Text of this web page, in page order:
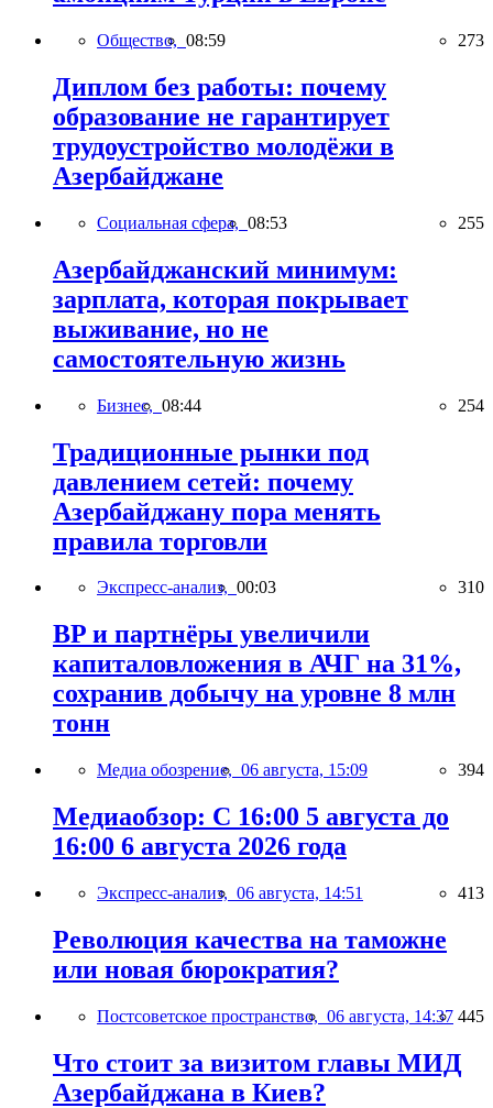
Общество, 08:59 273
Диплом без работы: почему
образование не гарантирует
трудоустройство молодёжи в
Азербайджане
Социальная сфера, 08:53 255
Азербайджанский минимум:
зарплата, которая покрывает
выживание, но не
самостоятельную жизнь
Бизнес, 08:44 254
Традиционные рынки под
давлением сетей: почему
Азербайджану пора менять
правила торговли
Экспресс-анализ, 00:03 310
BP и партнёры увеличили
капиталовложения в АЧГ на 31%,
сохранив добычу на уровне 8 млн
тонн
Медиа обозрение, 06 августа, 15:09 394
Медиаобзор: С 16:00 5 августа до
16:00 6 августа 2026 года
Экспресс-анализ, 06 августа, 14:51 413
Революция качества на таможне
или новая бюрократия?
Постсоветское пространство, 06 августа, 14:37 445
Что стоит за визитом главы МИД
Азербайджана в Киев?